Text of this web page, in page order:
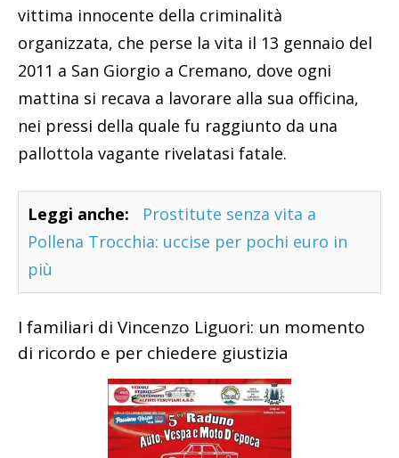
vittima innocente della criminalità
organizzata, che perse la vita il 13 gennaio del
2011 a San Giorgio a Cremano, dove ogni
mattina si recava a lavorare alla sua officina,
nei pressi della quale fu raggiunto da una
pallottola vagante rivelatasi fatale.
Leggi anche:
Prostitute senza vita a
Pollena Trocchia: uccise per pochi euro in
più
I familiari di Vincenzo Liguori: un momento
di ricordo e per chiedere giustizia